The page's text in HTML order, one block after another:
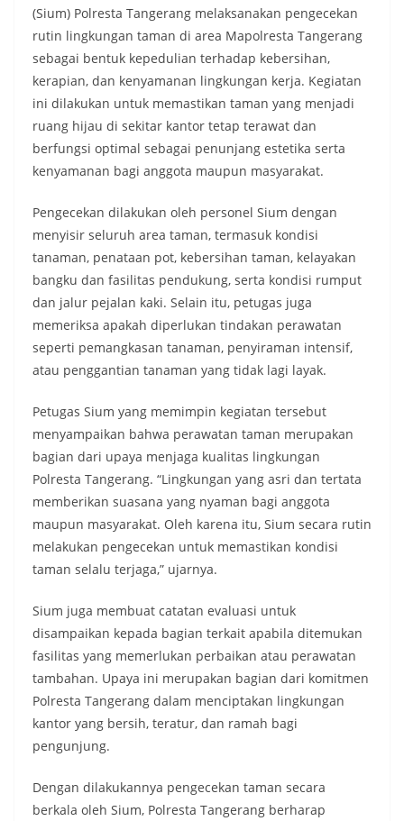
(Sium) Polresta Tangerang melaksanakan pengecekan
rutin lingkungan taman di area Mapolresta Tangerang
sebagai bentuk kepedulian terhadap kebersihan,
kerapian, dan kenyamanan lingkungan kerja. Kegiatan
ini dilakukan untuk memastikan taman yang menjadi
ruang hijau di sekitar kantor tetap terawat dan
berfungsi optimal sebagai penunjang estetika serta
kenyamanan bagi anggota maupun masyarakat.
Pengecekan dilakukan oleh personel Sium dengan
menyisir seluruh area taman, termasuk kondisi
tanaman, penataan pot, kebersihan taman, kelayakan
bangku dan fasilitas pendukung, serta kondisi rumput
dan jalur pejalan kaki. Selain itu, petugas juga
memeriksa apakah diperlukan tindakan perawatan
seperti pemangkasan tanaman, penyiraman intensif,
atau penggantian tanaman yang tidak lagi layak.
Petugas Sium yang memimpin kegiatan tersebut
menyampaikan bahwa perawatan taman merupakan
bagian dari upaya menjaga kualitas lingkungan
Polresta Tangerang. “Lingkungan yang asri dan tertata
memberikan suasana yang nyaman bagi anggota
maupun masyarakat. Oleh karena itu, Sium secara rutin
melakukan pengecekan untuk memastikan kondisi
taman selalu terjaga,” ujarnya.
Sium juga membuat catatan evaluasi untuk
disampaikan kepada bagian terkait apabila ditemukan
fasilitas yang memerlukan perbaikan atau perawatan
tambahan. Upaya ini merupakan bagian dari komitmen
Polresta Tangerang dalam menciptakan lingkungan
kantor yang bersih, teratur, dan ramah bagi
pengunjung.
Dengan dilakukannya pengecekan taman secara
berkala oleh Sium, Polresta Tangerang berharap